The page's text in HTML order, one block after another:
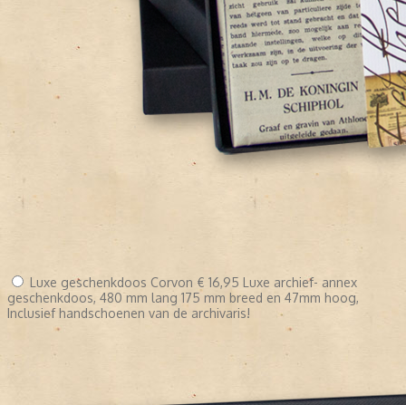
Luxe geschenkdoos Corvon € 16,95 Luxe archief- annex
geschenkdoos, 480 mm lang 175 mm breed en 47mm hoog,
Inclusief handschoenen van de archivaris!